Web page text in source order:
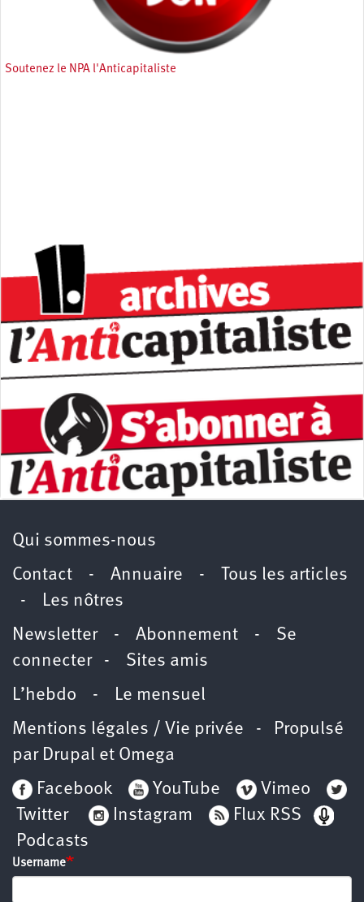
Soutenez le NPA l'Anticapitaliste
Qui sommes-nous
Contact - Annuaire -
Tous les articles
- Les nôtres
Newsletter- Abonnement - Se
connecter- Sites amis
L’hebdo - Le mensuel
Mentions légales / Vie privée - Propulsé
par Drupal et Omega
Facebook
YouTube
Vimeo
Twitter
Instagram
Flux RSS
Podcasts
Username